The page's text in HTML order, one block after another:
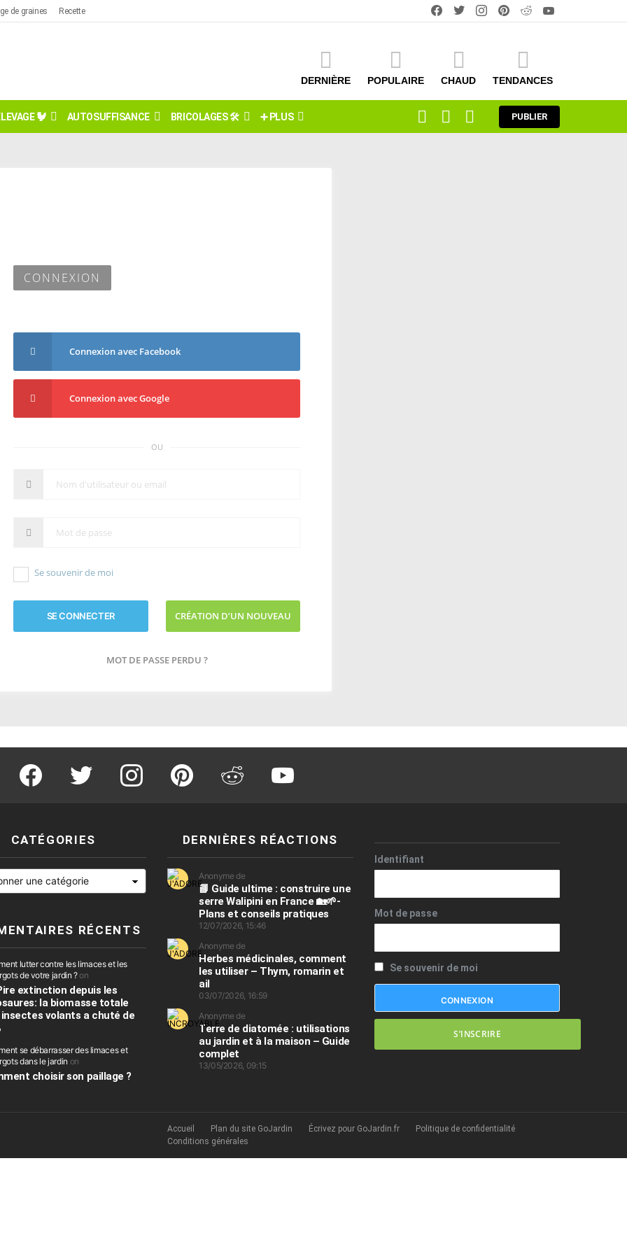
de graines Recette
facebooktwitterinstagrampinterest
DERNIÈRE POPULAIRE CHAUD TENDANCES
🐓 AUTOSUFFISANCE BRICOLAGES 🛠️ ➕ PLUS
COMMUTATEUR
RECHERCHECONNEXION
PUBLIER
CONNEXION
Connexion avec Facebook
Connexion avec Google
OU
Se souvenir de moi
SE CONNECTER CRÉATION D’UN NOUVEAU
MOT DE PASSE PERDU ?
facebook twitter instagram pinterest reddit youtube
CATÉGORIES
RÉCENTS
lutter contre les limaces et les
de votre jardin ?on
extinction depuis les
la biomasse totale
volants a chuté de
se débarrasser des limaces et
dans le jardin on
choisir son paillage ?
DERNIÈRES RÉACTIONS
Anonyme de
📘 Guide ultime : construire une
serre Walipini en France 🏡🌱-
Plans et conseils pratiques
12/07/2026, 15:46
Anonyme de
Herbes médicinales, comment
les utiliser – Thym, romarin et
ail
03/07/2026, 16:59
Anonyme de
Terre de diatomée : utilisations
au jardin et à la maison – Guide
complet
13/05/2026, 09:15
Identifiant
Mot de passe
Se souvenir de moi
S’INSCRIRE
Accueil Plan du site GoJardin Écrivez pour GoJardin.fr
Politique de confidentialité
Conditions générales